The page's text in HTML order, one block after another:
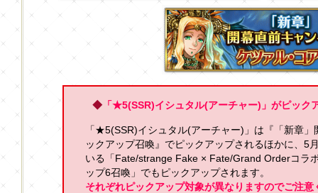
◆ 「★5(SSR)イシュタル(アーチャー)」がピック
「★5(SSR)イシュタル(アーチャー)」は『「新章
ックアップ召喚』でピックアップされるほかに、5
いる「Fate/strange Fake × Fate/Grand Orderコラ
ップ6召喚」でもピックアップされます。
それぞれピックアップ対象が異なりますのでご注意